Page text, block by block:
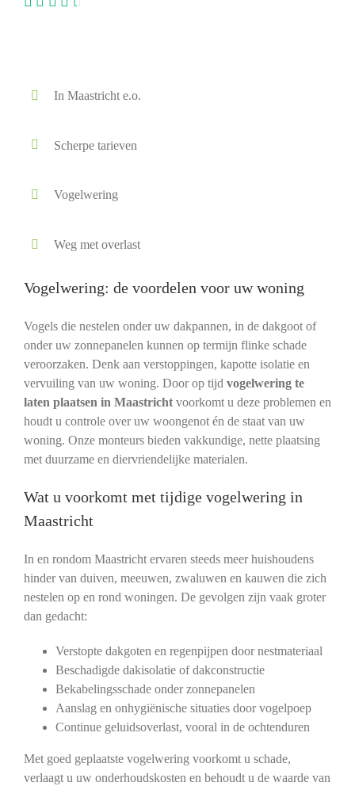
In Maastricht e.o.
Scherpe tarieven
Vogelwering
Weg met overlast
Vogelwering: de voordelen voor uw woning
Vogels die nestelen onder uw dakpannen, in de dakgoot of
onder uw zonnepanelen kunnen op termijn flinke schade
veroorzaken. Denk aan verstoppingen, kapotte isolatie en
vervuiling van uw woning. Door op tijd vogelwering te
laten plaatsen in Maastrichtvoorkomt u deze problemen en
houdt u controle over uw woongenot én de staat van uw
woning. Onze monteurs bieden vakkundige, nette plaatsing
met duurzame en diervriendelijke materialen.
Wat u voorkomt met tijdige vogelwering in
Maastricht
In en rondom Maastricht ervaren steeds meer huishoudens
hinder van duiven, meeuwen, zwaluwen en kauwen die zich
nestelen op en rond woningen. De gevolgen zijn vaak groter
dan gedacht:
Verstopte dakgoten en regenpijpen door nestmateriaal
Beschadigde dakisolatie of dakconstructie
Bekabelingsschade onder zonnepanelen
Aanslag en onhygiënische situaties door vogelpoep
Continue geluidsoverlast, vooral in de ochtenduren
Met goed geplaatste vogelwering voorkomt u schade,
verlaagt u uw onderhoudskosten en behoudt u de waarde van